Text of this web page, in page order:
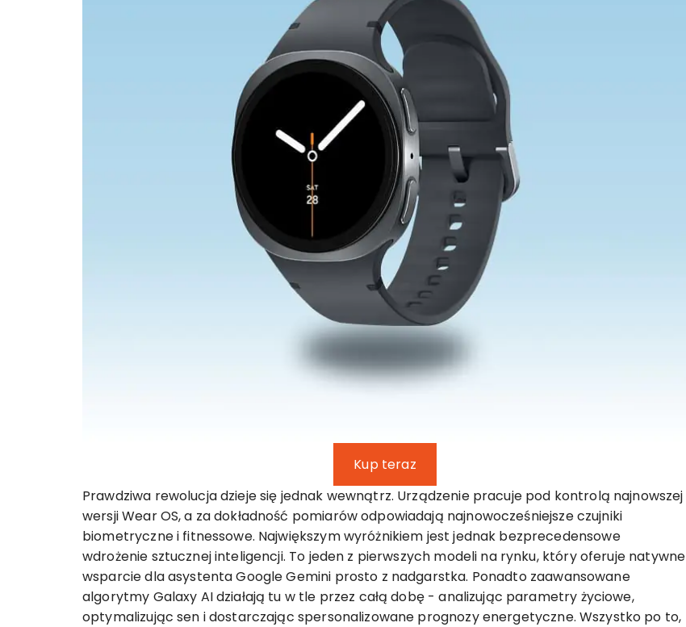
Kup teraz
Prawdziwa rewolucja dzieje się jednak wewnątrz. Urządzenie pracuje pod kontrolą najnowszej
wersji Wear OS, a za dokładność pomiarów odpowiadają najnowocześniejsze czujniki
biometryczne i fitnessowe. Największym wyróżnikiem jest jednak bezprecedensowe
wdrożenie sztucznej inteligencji. To jeden z pierwszych modeli na rynku, który oferuje natywne
wsparcie dla asystenta Google Gemini prosto z nadgarstka. Ponadto zaawansowane
algorytmy Galaxy AI działają tu w tle przez całą dobę - analizując parametry życiowe,
optymalizując sen i dostarczając spersonalizowane prognozy energetyczne. Wszystko po to,